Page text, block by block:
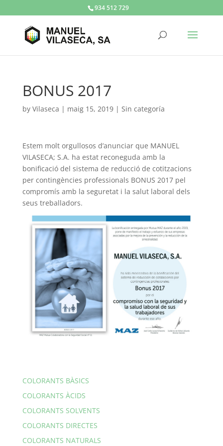
934 512 729
BONUS 2017
by Vilaseca | maig 15, 2019| Sin categoría
Estem molt orgullosos d’anunciar que MANUEL
VILASECA; S.A. ha estat reconeguda amb la
bonificació del sistema de reducció de cotitzacions
per contingències professionals BONUS 2017 pel
compromís amb la seguretat i la salut laboral dels
seus treballadors.
COLORANTS BÀSICS
COLORANTS ÀCIDS
COLORANTS SOLVENTS
COLORANTS DIRECTES
COLORANTS NATURALS